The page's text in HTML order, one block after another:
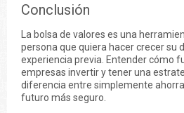
Conclusión
La bolsa de valores es una
persona que quiera hacer crecer su
experiencia previa. Entender cómo
empresas invertir y tener una
diferencia entre simplemente
futuro más seguro.